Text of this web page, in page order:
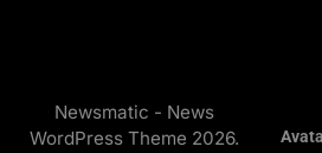
Newsmatic - News
WordPress Theme 2026.